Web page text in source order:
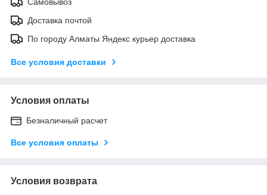
Доставка почтой
По городу Алматы Яндекс курьер доставка
Все условия доставки
Условия оплаты
Безналичный расчет
Все условия оплаты
Условия возврата